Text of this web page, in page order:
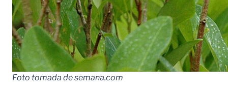
Foto tomada de semana.com